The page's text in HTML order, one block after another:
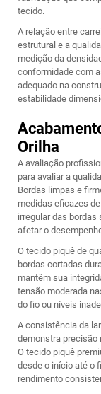
tecido.
A relação entre
estrutural e a
medição da
conformidade com
adequado na
estabilidade
Orilha
A avaliação
para avaliar a
Bordas limpas e
medidas eficazes
irregular das
afetar o
O tecido piquê de
bordas cortadas
mantêm sua
tensão moderada
do fio ou níveis
A consistência da
demonstra precisão
O tecido piquê
desde o início até o
rendimento